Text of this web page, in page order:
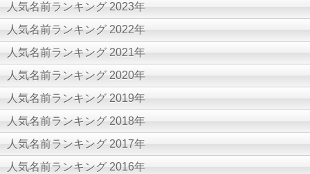
人気名前ランキング 2023年
人気名前ランキング 2022年
人気名前ランキング 2021年
人気名前ランキング 2020年
人気名前ランキング 2019年
人気名前ランキング 2018年
人気名前ランキング 2017年
人気名前ランキング 2016年